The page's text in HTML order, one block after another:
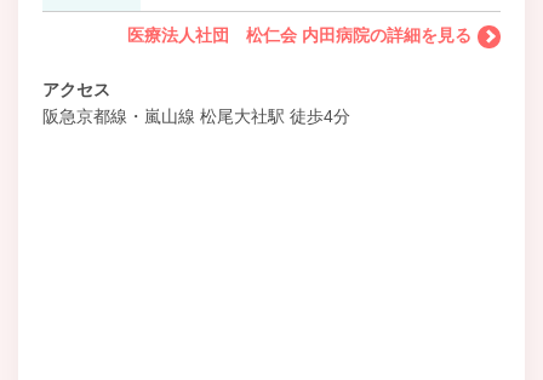
医療法人社団 松仁会 内田病院の詳細を見る
アクセス
阪急京都線・嵐山線 松尾大社駅 徒歩4分